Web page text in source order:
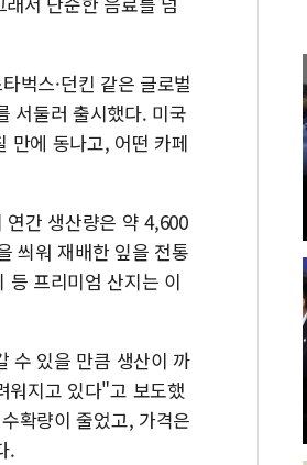
벅스·던킨 같은 글로벌
서둘러 출시했다. 미국
만에 동나고, 어떤 카페
간 생산량은 약 4,600
씌워 재배한 잎을 전통
등 프리미엄 산지는 이
수 있을 만큼 생산이 까
워지고 있다"고 보도했
확량이 줄었고, 가격은
.